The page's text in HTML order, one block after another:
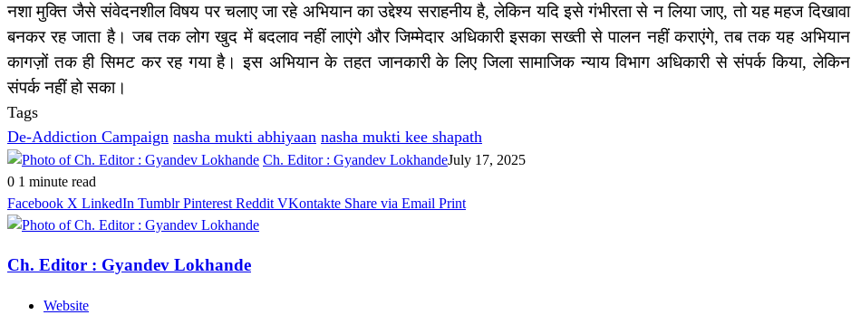
नशा मुक्ति जैसे संवेदनशील विषय पर चलाए जा रहे अभियान का उद्देश्य सराहनीय है, लेकिन यदि इसे गंभीरता से न लिया जाए, तो यह महज दिखावा
बनकर रह जाता है। जब तक लोग खुद में बदलाव नहीं लाएंगे और जिम्मेदार अधिकारी इसका सख्ती से पालन नहीं कराएंगे, तब तक यह अभियान
कागज़ों तक ही सिमट कर रह गया है। इस अभियान के तहत जानकारी के लिए जिला सामाजिक न्याय विभाग अधिकारी से संपर्क किया, लेकिन
संपर्क नहीं हो सका।
Tags
De-Addiction Campaign nasha mukti abhiyaan nasha mukti kee shapath
Ch. Editor : Gyandev LokhandeJuly 17, 2025
0 1 minute read
Facebook X LinkedIn Tumblr Pinterest Reddit VKontakte Share via Email Print
Ch. Editor : Gyandev Lokhande
Website